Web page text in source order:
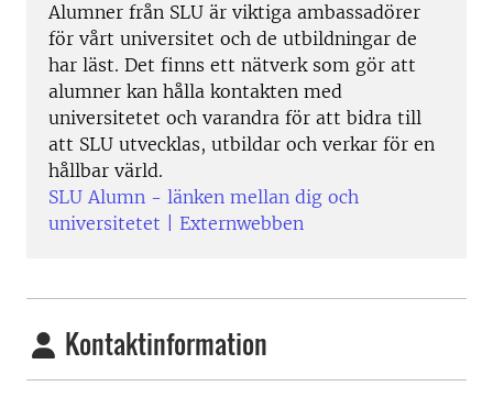
Alumner från SLU är viktiga ambassadörer
för vårt universitet och de utbildningar de
har läst. Det finns ett nätverk som gör att
alumner kan hålla kontakten med
universitetet och varandra för att bidra till
att SLU utvecklas, utbildar och verkar för en
hållbar värld.
SLU Alumn - länken mellan dig och
universitetet | Externwebben
Kontaktinformation